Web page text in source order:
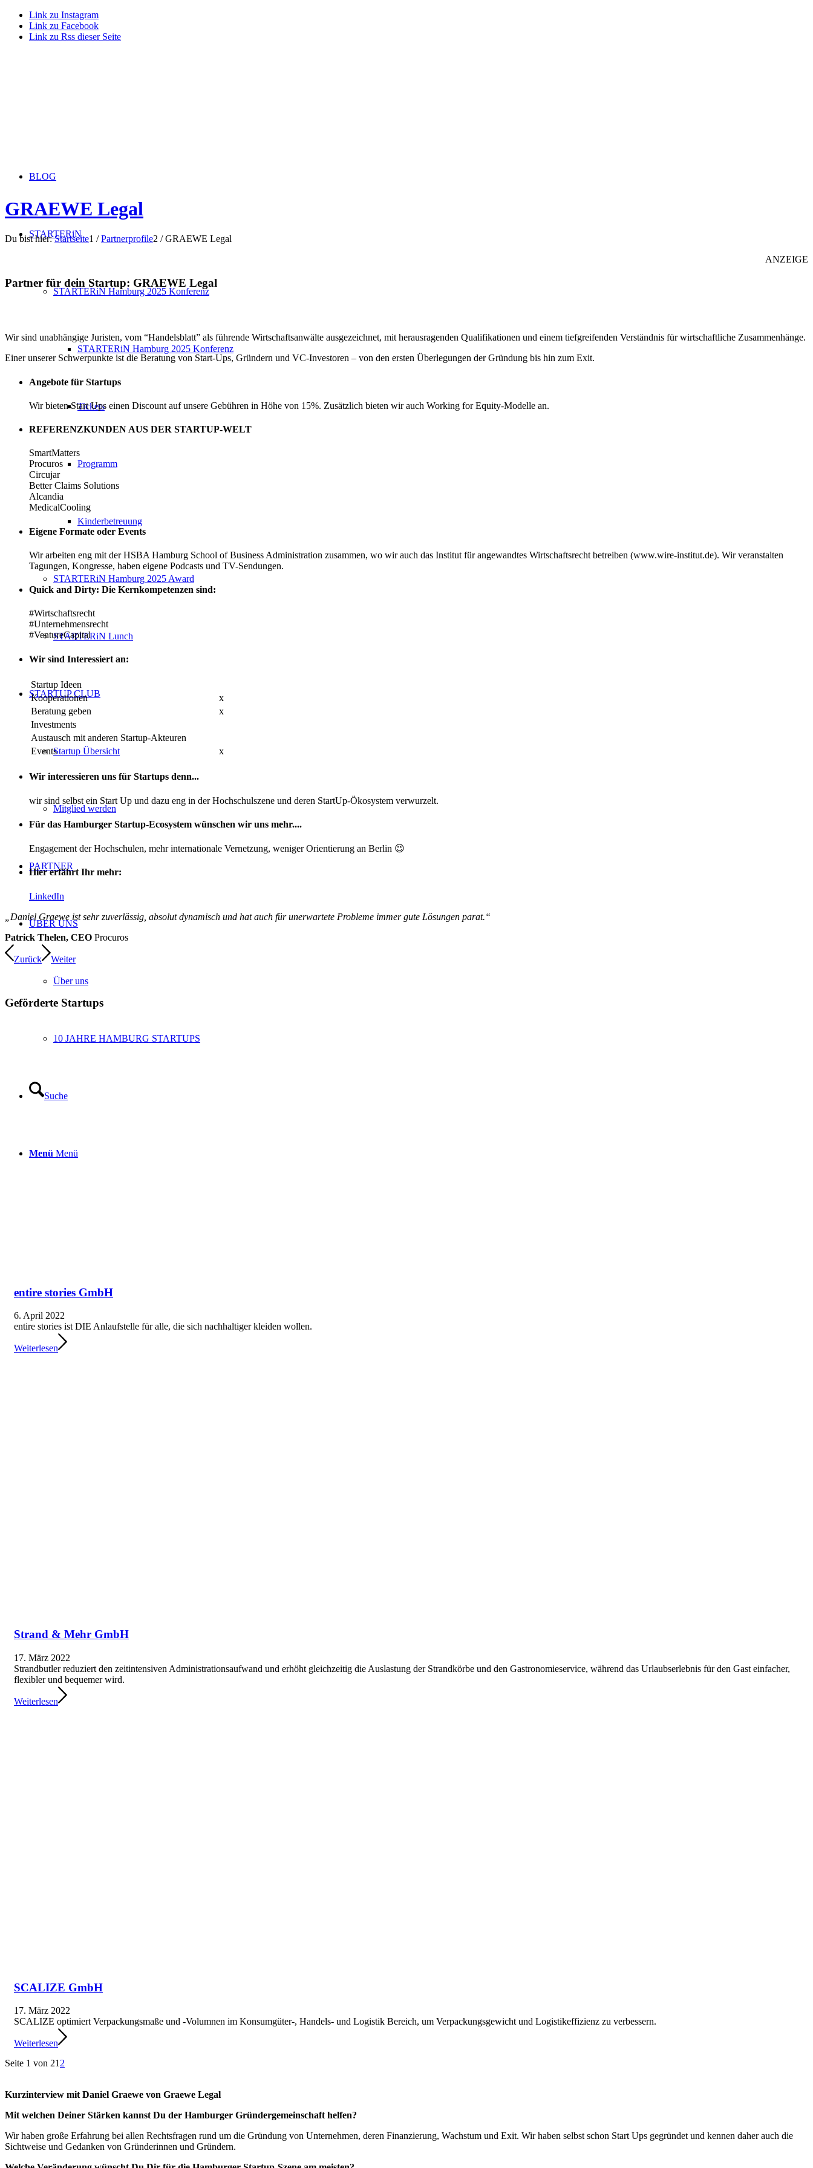
Link zu Instagram
Link zu Facebook
Link zu Rss dieser Seite
BLOG
STARTERiN
STARTERiN Hamburg 2025 Konferenz
STARTERiN Hamburg 2025 Konferenz
Tickets
Programm
Kinderbetreuung
STARTERiN Hamburg 2025 Award
STARTERiN Lunch
STARTUP CLUB
Startup Übersicht
Mitglied werden
PARTNER
ÜBER UNS
Über uns
10 JAHRE HAMBURG STARTUPS
Suche
Menü Menü
GRAEWE Legal
Du bist hier: Startseite1 / Partnerprofile2 / GRAEWE Legal
ANZEIGE
Partner für dein Startup: GRAEWE Legal
Wir sind unabhängige Juristen, vom “Handelsblatt” als führende Wirtschaftsanwälte ausgezeichnet, mit herausragenden Qualifikationen und einem tiefgreifenden Verständnis für wirtschaftliche Zusammenhänge.
Einer unserer Schwerpunkte ist die Beratung von Start-Ups, Gründern und VC-Investoren – von den ersten Überlegungen der Gründung bis hin zum Exit.
Angebote für Startups
Wir bieten Start Ups einen Discount auf unsere Gebühren in Höhe von 15%. Zusätzlich bieten wir auch Working for Equity-Modelle an.
REFERENZKUNDEN AUS DER STARTUP-WELT
SmartMatters
Procuros
Circujar
Better Claims Solutions
Alcandia
MedicalCooling
Eigene Formate oder Events
Wir arbeiten eng mit der HSBA Hamburg School of Business Administration zusammen, wo wir auch das Institut für angewandtes Wirtschaftsrecht betreiben (www.wire-institut.de). Wir veranstalten
Tagungen, Kongresse, haben eigene Podcasts und TV-Sendungen.
Quick and Dirty: Die Kernkompetenzen sind:
#Wirtschaftsrecht
#Unternehmensrecht
#VentureCapital
Wir sind Interessiert an:
Startup Ideen
Kooperationen
x
Beratung geben
x
Investments
Austausch mit anderen Startup-Akteuren
Events
x
Wir interessieren uns für Startups denn...
wir sind selbst ein Start Up und dazu eng in der Hochschulszene und deren StartUp-Ökosystem verwurzelt.
Für das Hamburger Startup-Ecosystem wünschen wir uns mehr....
Engagement der Hochschulen, mehr internationale Vernetzung, weniger Orientierung an Berlin 😉
Hier erfährt Ihr mehr:
LinkedIn
„Daniel Graewe ist sehr zuverlässig, absolut dynamisch und hat auch für unerwartete Probleme immer gute Lösungen parat.“
Patrick Thelen, CEO Procuros
Zurück Weiter
Geförderte Startups
entire stories GmbH
6. April 2022
entire stories ist DIE Anlaufstelle für alle, die sich nachhaltiger kleiden wollen.
Weiterlesen
Strand & Mehr GmbH
17. März 2022
Strandbutler reduziert den zeitintensiven Administrationsaufwand und erhöht gleichzeitig die Auslastung der Strandkörbe und den Gastronomieservice, während das Urlaubserlebnis für den Gast einfacher,
flexibler und bequemer wird.
Weiterlesen
SCALIZE GmbH
17. März 2022
SCALIZE optimiert Verpackungsmaße und -Volumnen im Konsumgüter-, Handels- und Logistik Bereich, um Verpackungsgewicht und Logistikeffizienz zu verbessern.
Weiterlesen
Seite 1 von 21 2
Kurzinterview mit Daniel Graewe von Graewe Legal
Mit welchen Deiner Stärken kannst Du der Hamburger Gründergemeinschaft helfen?
Wir haben große Erfahrung bei allen Rechtsfragen rund um die Gründung von Unternehmen, deren Finanzierung, Wachstum und Exit. Wir haben selbst schon Start Ups gegründet und kennen daher auch die
Sichtweise und Gedanken von Gründerinnen und Gründern.